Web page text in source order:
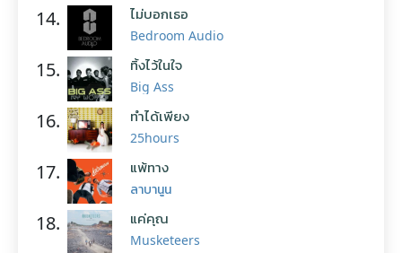
14. ไม่บอกเธอ
Bedroom Audio
15. ทิ้งไว้ในใจ
Big Ass
16. ทำได้เพียง
25hours
17. แพ้ทาง
ลาบานูน
18. แค่คุณ
Musketeers